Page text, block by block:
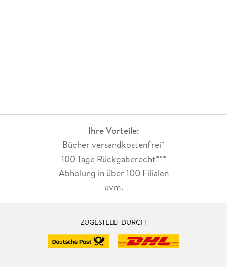
Ihre Vorteile:
Bücher versandkostenfrei*
100 Tage Rückgaberecht***
Abholung in über 100 Filialen
uvm.
ZUGESTELLT DURCH